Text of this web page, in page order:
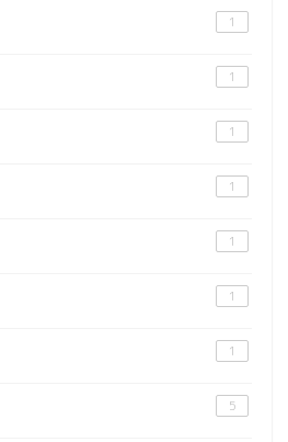
1
1
1
1
1
1
1
5